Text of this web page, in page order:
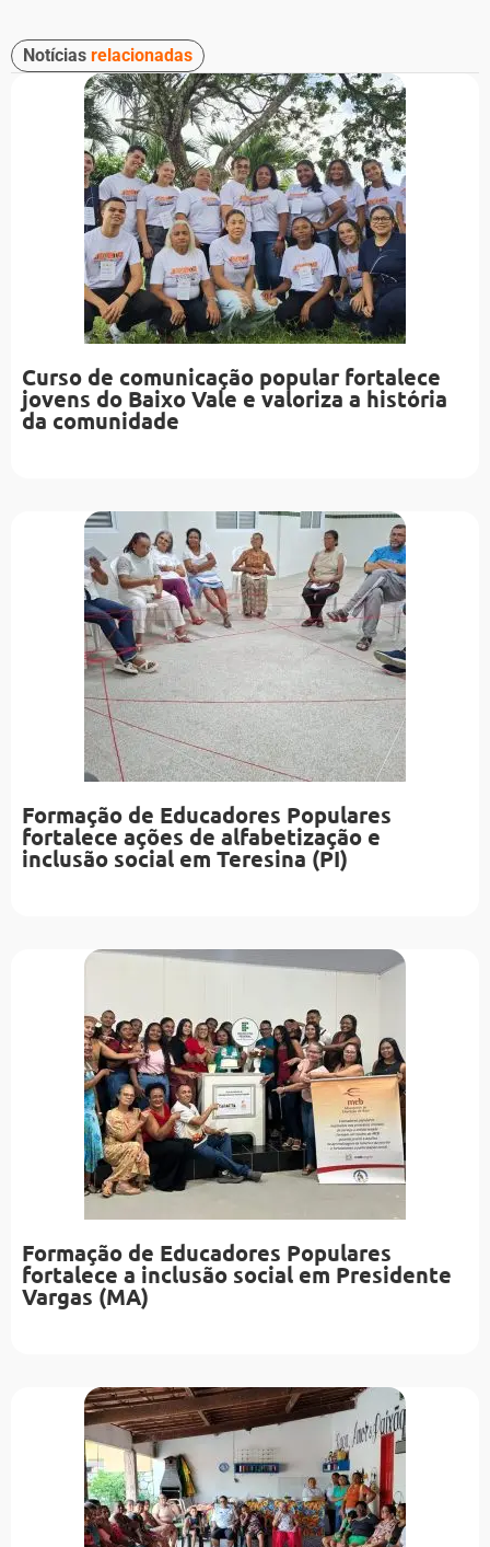
Notícias relacionadas
Curso de comunicação popular fortalece
jovens do Baixo Vale e valoriza a história
da comunidade
Formação de Educadores Populares
fortalece ações de alfabetização e
inclusão social em Teresina (PI)
Formação de Educadores Populares
fortalece a inclusão social em Presidente
Vargas (MA)